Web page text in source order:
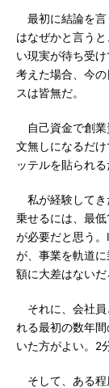
最初に結論を言
はなぜかと言う
い現実が待ち受
考えた場合、今
スは皆無だ。
自己資金で創業
文無しになるだ
ッテルを貼られる
私が経験してき
乗せるには、最低
が必要だと思う
が、事業を軌道
額に大差はないだ
それに、会社員
れる最初の数年
いた方がよい。2
そして、ある程